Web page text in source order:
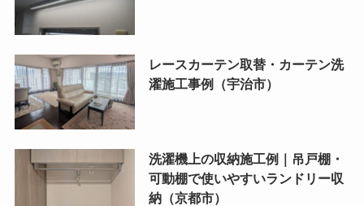
レースカーテン取替・カーテン洗
濯施工事例（宇治市）
洗濯機上の収納施工例｜吊戸棚・
可動棚で使いやすいランドリー収
納（京都市）